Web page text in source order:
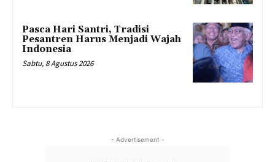
Pasca Hari Santri, Tradisi
Pesantren Harus Menjadi Wajah
Indonesia
Sabtu, 8 Agustus 2026
- Advertisement -